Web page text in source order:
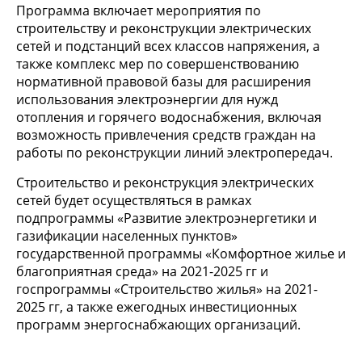
Программа включает мероприятия по
строительству и реконструкции электрических
сетей и подстанций всех классов напряжения, а
также комплекс мер по совершенствованию
нормативной правовой базы для расширения
использования электроэнергии для нужд
отопления и горячего водоснабжения, включая
возможность привлечения средств граждан на
работы по реконструкции линий электропередач.
Строительство и реконструкция электрических
сетей будет осуществляться в рамках
подпрограммы «Развитие электроэнергетики и
газификации населенных пунктов»
государственной программы «Комфортное жилье и
благоприятная среда» на 2021-2025 гг и
госпрограммы «Строительство жилья» на 2021-
2025 гг, а также ежегодных инвестиционных
программ энергоснабжающих организаций.